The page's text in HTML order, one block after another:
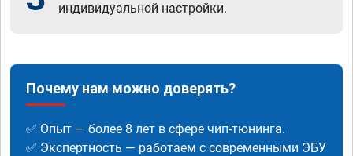
индивидуальной настройки.
Почему нам можно доверять?
✅ Опыт — более 8 лет в сфере чип-тюнинга.
✅ Экспертность — работаем с современными ЭБУ